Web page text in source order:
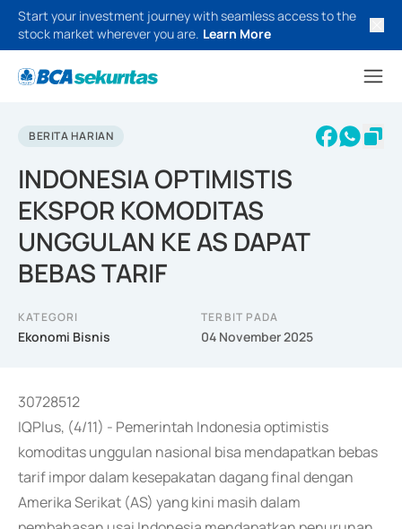
Start your investment journey with seamless access to the
stock market wherever you are. Learn More
BERITA HARIAN
INDONESIA OPTIMISTIS
EKSPOR KOMODITAS
UNGGULAN KE AS DAPAT
BEBAS TARIF
KATEGORI
Ekonomi Bisnis
TERBIT PADA
04 November 2025
30728512
IQPlus, (4/11) - Pemerintah Indonesia optimistis
komoditas unggulan nasional bisa mendapatkan bebas
tarif impor dalam kesepakatan dagang final dengan
Amerika Serikat (AS) yang kini masih dalam